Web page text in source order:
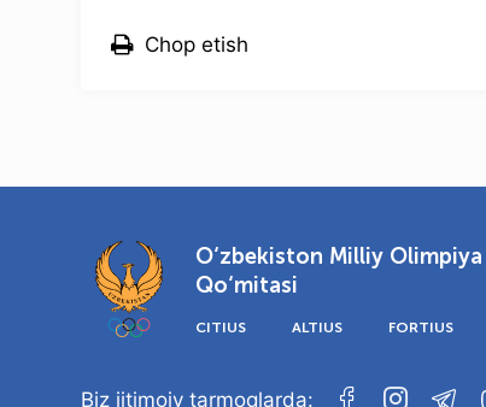
Chop etish
O‘zbekiston Milliy Olimpiya
Qo‘mitasi
CITIUS ALTIUS FORTIUS
Biz ijtimoiy tarmoqlarda: